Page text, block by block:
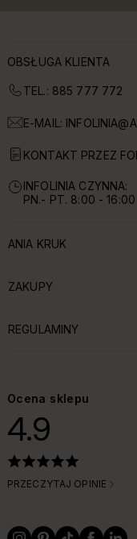
OBSŁUGA KLIENTA
TEL.: 885 777 772
E-MAIL:
KONTAKT PRZEZ
INFOLINIA CZYNNA:
PN.- PT. 8:00 - 16:00
ROZWIŃ SEKCJĘ:
ANIA KRUK
ROZWIŃ SEKCJĘ:
ZAKUPY
ROZWIŃ SEKCJĘ:
REGULAMINY
Ocena sklepu
4.9
PRZECZYTAJ OPINIE